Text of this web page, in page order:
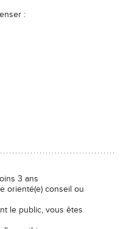
:
3 ans
orienté(e) conseil ou
le public, vous êtes